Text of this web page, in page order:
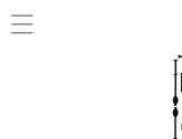
NOUVEAU